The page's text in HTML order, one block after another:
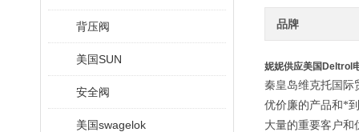
背压阀
美国SUN
安全阀
美国swagelok
品牌
妮妮供应美国Deltrol
秦皇岛维克托国际
优价廉的产品和*
大量的重要客户和